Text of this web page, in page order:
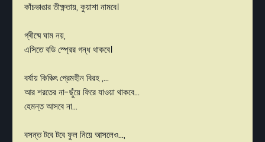
কাঁচভাঙার তীক্ষ্ণতায়, কুয়াশা নামবে।
গ্ৰীষ্মে ঘাম নয়,
এসিতে বডি স্প্রের গন্ধ থাকবে।
বর্ষায় কিঞ্চিৎ প্রেমহীন বিরহ ,...
আর শরতের না-ছুঁয়ে ফিরে যাওয়া থাকবে...
হেমন্ত আসবে না...
বসন্ত টবে টবে ফুল নিয়ে আসলেও...,